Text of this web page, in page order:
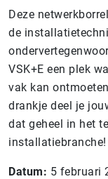
Deze
de
VSK+E een plek
vak kan
drankje deel je
dat geheel in het
installatiebranche!
Datum: 5 februari